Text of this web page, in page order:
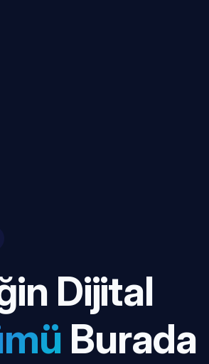
Dijital
Burada